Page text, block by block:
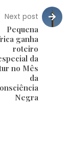
Next post
Pequena
ganha
roteiro
da
no Mês
da
Negra